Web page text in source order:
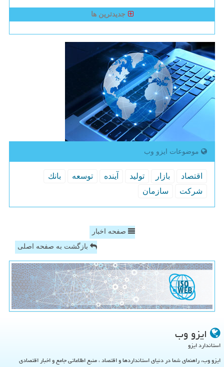
جدیدترین ها
موضوعات ایزو وب
اقتصاد بازار تولید آینده توسعه
بانك
شركت
سازمان
صفحه اخبار
بازگشت به صفحه اصلی
ایزو وب
استاندارد ایزو
ایزو وب، راهنمای شما در دنیای استانداردها و اقتصاد ، منبع اطلاعاتی جامع و اخبار اقتصادی